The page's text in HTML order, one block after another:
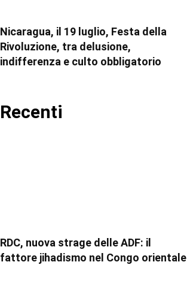
Nicaragua, il 19 luglio, Festa della
Rivoluzione, tra delusione,
indifferenza e culto obbligatorio
Recenti
RDC, nuova strage delle ADF: il
fattore jihadismo nel Congo orientale